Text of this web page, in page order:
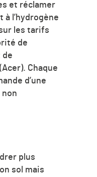
et réclamer
l’hydrogène
les tarifs
de
de
Chaque
d’une
non
plus
sol mais